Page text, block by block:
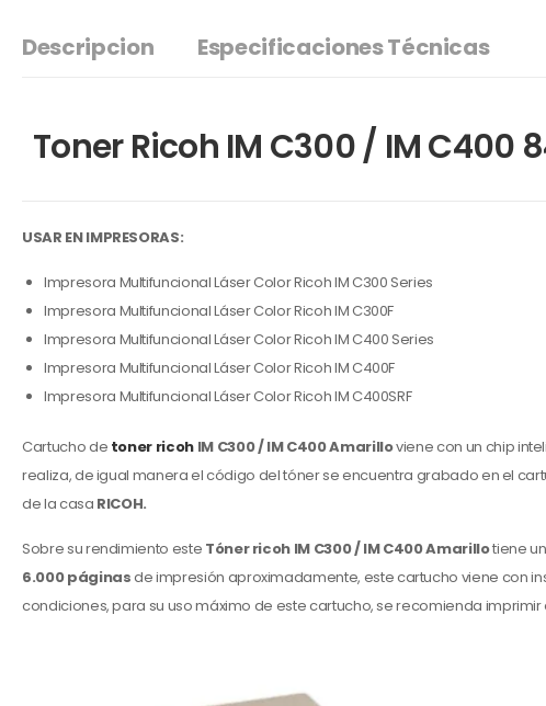
Descripcion Especificaciones Técnicas
Toner Ricoh IM C300 / IM C400
USAR EN IMPRESORAS:
Impresora Multifuncional Láser Color Ricoh IM C300 Series
Impresora Multifuncional Láser Color Ricoh IM C300F
Impresora Multifuncional Láser Color Ricoh IM C400 Series
Impresora Multifuncional Láser Color Ricoh IM C400F
Impresora Multifuncional Láser Color Ricoh IM C400SRF
Cartucho de toner ricohIM C300 / IM C400 Amarilloviene con un chip
realiza, de igual manera el código del tóner se encuentra grabado en el
de la casa RICOH.
Sobre su rendimiento este Tóner ricoh IM C300 / IM C400 Amarillotiene
6.000 páginasde impresión aproximadamente, este cartucho viene con
condiciones, para su uso máximo de este cartucho, se recomienda